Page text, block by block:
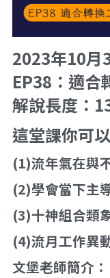
2023年10月
EP38：適合
解說長度：
這堂課你可
(1)流年氣在與
(2)學會當下主
(3)十神組合類
(4)流月工作異
文堡老師簡介：